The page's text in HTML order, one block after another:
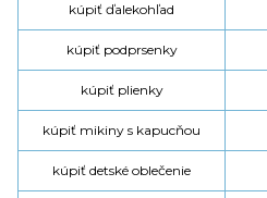
kúpiť ďalekohľad
kúpiť podprsenky
kúpiť plienky
kúpiť mikiny s kapucňou
kúpiť detské oblečenie